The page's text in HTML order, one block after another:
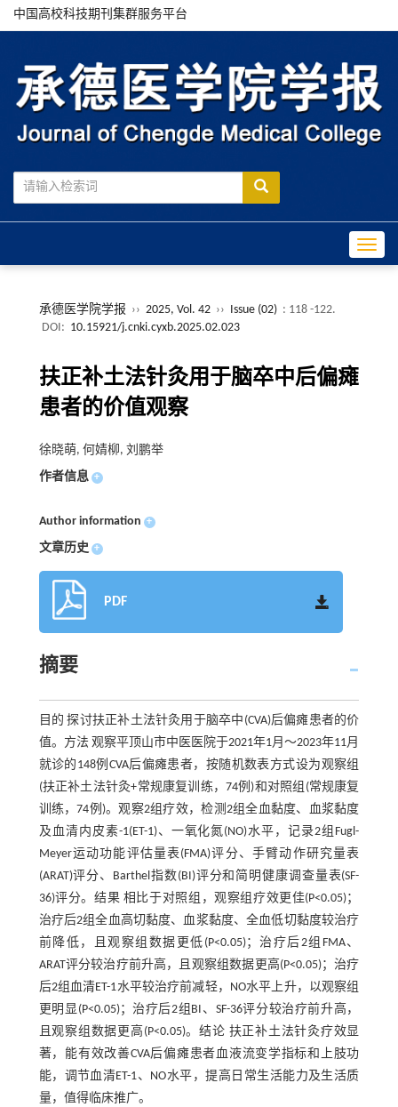
中国高校科技期刊集群服务平台
承德医学院学报 ›› 2025, Vol. 42 ›› Issue (02) : 118 -122.
DOI: 10.15921/j.cnki.cyxb.2025.02.023
扶正补土法针灸用于脑卒中后偏瘫
患者的价值观察
徐晓萌, 何婧柳, 刘鹏举
作者信息 +
Author information +
文章历史 +
PDF
摘要
目的 探讨扶正补土法针灸用于脑卒中(CVA)后偏瘫患者的价
值。方法 观察平顶山市中医医院于2021年1月～2023年11月
就诊的148例CVA后偏瘫患者，按随机数表方式设为观察组
(扶正补土法针灸+常规康复训练，74例)和对照组(常规康复
训练，74例)。观察2组疗效，检测2组全血黏度、血浆黏度
及血清内皮素-1(ET-1)、一氧化氮(NO)水平，记录2组Fugl-
Meyer运动功能评估量表(FMA)评分、手臂动作研究量表
(ARAT)评分、Barthel指数(BI)评分和简明健康调查量表(SF-
36)评分。结果 相比于对照组，观察组疗效更佳(P<0.05)；
治疗后2组全血高切黏度、血浆黏度、全血低切黏度较治疗
前降低，且观察组数据更低(P<0.05)；治疗后2组FMA、
ARAT评分较治疗前升高，且观察组数据更高(P<0.05)；治疗
后2组血清ET-1水平较治疗前减轻，NO水平上升，以观察组
更明显(P<0.05)；治疗后2组BI、SF-36评分较治疗前升高，
且观察组数据更高(P<0.05)。结论 扶正补土法针灸疗效显
著，能有效改善CVA后偏瘫患者血液流变学指标和上肢功
能，调节血清ET-1、NO水平，提高日常生活能力及生活质
量，值得临床推广。